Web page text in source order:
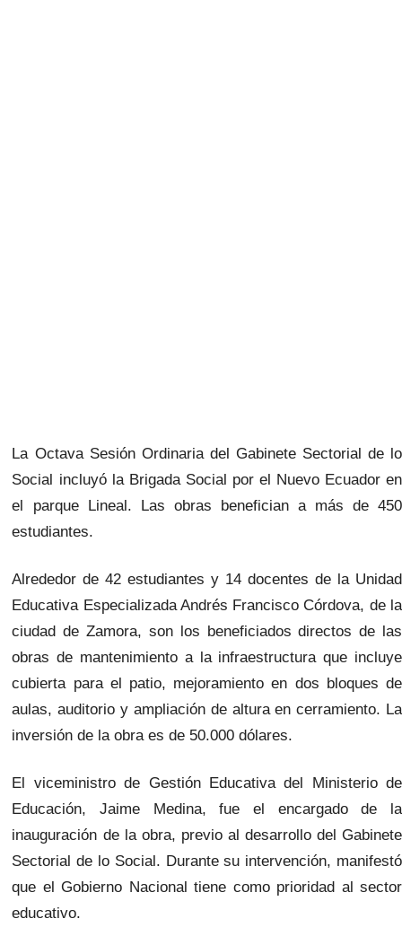
La Octava Sesión Ordinaria del Gabinete Sectorial de lo
Social incluyó la Brigada Social por el Nuevo Ecuador en
el parque Lineal. Las obras benefician a más de 450
estudiantes.
Alrededor de 42 estudiantes y 14 docentes de la Unidad
Educativa Especializada Andrés Francisco Córdova, de la
ciudad de Zamora, son los beneficiados directos de las
obras de mantenimiento a la infraestructura que incluye
cubierta para el patio, mejoramiento en dos bloques de
aulas, auditorio y ampliación de altura en cerramiento. La
inversión de la obra es de 50.000 dólares.
El viceministro de Gestión Educativa del Ministerio de
Educación, Jaime Medina, fue el encargado de la
inauguración de la obra, previo al desarrollo del Gabinete
Sectorial de lo Social. Durante su intervención, manifestó
que el Gobierno Nacional tiene como prioridad al sector
educativo.